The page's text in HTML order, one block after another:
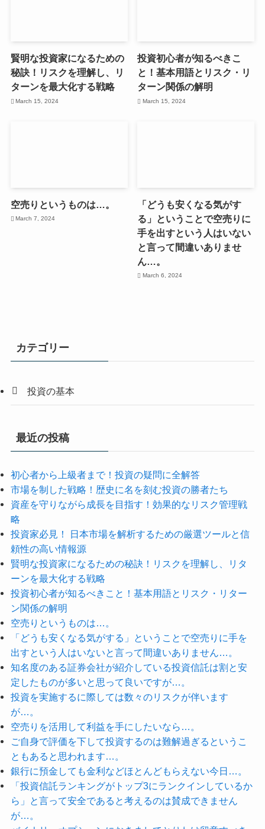
賢明な投資家になるための
秘訣！リスクを理解し、リ
ターンを最大化する戦略
March 15, 2024
投資初心者が知るべきこ
と！基本用語とリスク・リ
ターン関係の解明
March 15, 2024
空売りというものは…。
March 7, 2024
「どうも安くなる気がす
る」ということで空売りに
手を出すという人はいない
と言って間違いありませ
ん…。
March 6, 2024
カテゴリー
投資の基本
最近の投稿
初心者から上級者まで！投資の疑問に全解答
市場を制した戦略！歴史に名を刻む投資の勝者たち
資産を守りながら成長を目指す！効果的なリスク管理戦
略
投資家必見！ 日本市場を解析するための厳選ツールと信
頼性の高い情報源
賢明な投資家になるための秘訣！リスクを理解し、リタ
ーンを最大化する戦略
投資初心者が知るべきこと！基本用語とリスク・リター
ン関係の解明
空売りというものは…。
「どうも安くなる気がする」ということで空売りに手を
出すという人はいないと言って間違いありません…。
知名度のある証券会社が紹介している投資信託は割と安
定したものが多いと思って良いですが…。
投資を実施するに際しては数々のリスクが伴います
が…。
空売りを活用して利益を手にしたいなら…。
ご自身で評価を下して投資するのは難解過ぎるというこ
ともあると思われます…。
銀行に預金しても金利などほとんどもらえない今日…。
「投資信託ランキングがトップ3にランクインしているか
ら」と言って安全であると考えるのは賛成できません
が…。